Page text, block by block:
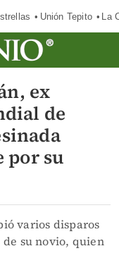
Unión Tepito La
ex
de
por su
varios disparos
su novio, quien